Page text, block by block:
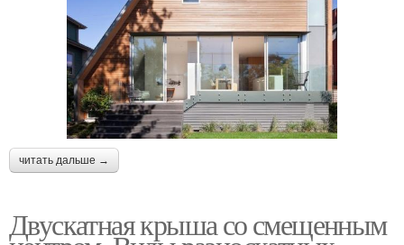
читать дальше →
Двускатная крыша со смещенным